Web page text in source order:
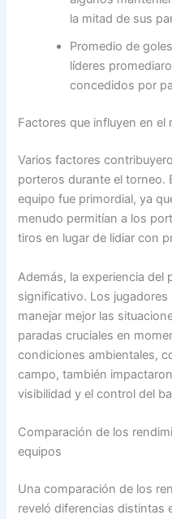
la mitad de sus
Promedio de
líderes
concedidos por
Factores que influyen en
Varios factores
porteros durante el torneo.
equipo fue primordial, ya
menudo permitían a los
tiros en lugar de lidiar con
Además, la experiencia del
significativo. Los
manejar mejor las
paradas cruciales en
condiciones ambientales,
campo, también
visibilidad y el control del
Comparación de los
equipos
Una comparación de los
reveló diferencias distintas